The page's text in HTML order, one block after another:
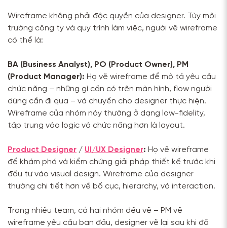
Wireframe không phải độc quyền của designer. Tùy môi
trường công ty và quy trình làm việc, người vẽ wireframe
có thể là:
BA (Business Analyst), PO (Product Owner), PM
(Product Manager): Họ vẽ wireframe để mô tả yêu cầu
chức năng – những gì cần có trên màn hình, flow người
dùng cần đi qua – và chuyển cho designer thực hiện.
Wireframe của nhóm này thường ở dạng low-fidelity,
tập trung vào logic và chức năng hơn là layout.
Product Designer / UI/UX Designer: Họ vẽ wireframe
để khám phá và kiểm chứng giải pháp thiết kế trước khi
đầu tư vào visual design. Wireframe của designer
thường chi tiết hơn về bố cục, hierarchy, và interaction.
Trong nhiều team, cả hai nhóm đều vẽ – PM vẽ
wireframe yêu cầu ban đầu, designer vẽ lại sau khi đã